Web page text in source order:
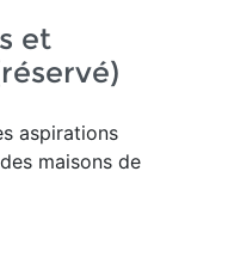
et
aspirations
maisons de